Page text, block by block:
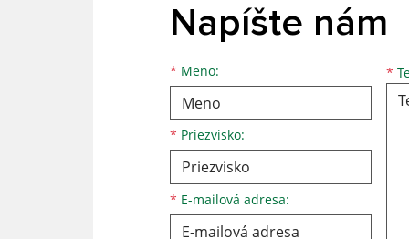
Napíšte nám
* Meno:
Meno
* Priezvisko:
Priezvisko
* E-mailová adresa:
E-mailová adresa *